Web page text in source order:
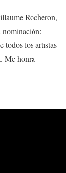
Rocheron,
nominación:
todos los artistas
Me honra